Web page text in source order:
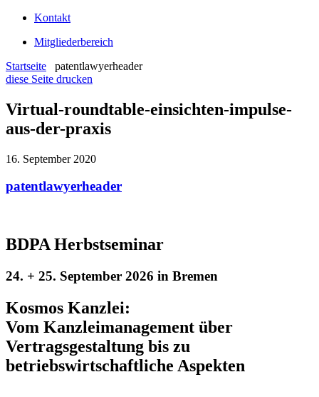
Kontakt
Mitgliederbereich
Startseite
patentlawyerheader
diese Seite drucken
Virtual-roundtable-einsichten-impulse-
aus-der-praxis
16. September 2020
patentlawyerheader
BDPA Herbstseminar
24. + 25. September 2026 in Bremen
Kosmos Kanzlei:
Vom Kanzleimanagement über
Vertragsgestaltung bis zu
betriebswirtschaftliche Aspekten